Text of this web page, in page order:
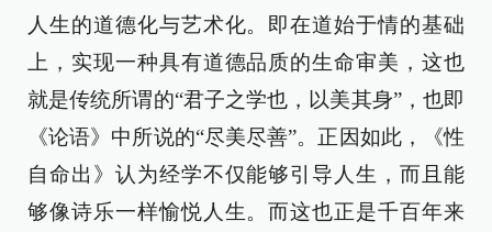
人生的道德化与艺术化。即在道始于情的基础
上，实现一种具有道德品质的生命审美，这也
就是传统所谓的“君子之学也，以美其身”，也即
《论语》中所说的“尽美尽善”。正因如此，《性
自命出》认为经学不仅能够引导人生，而且能
够像诗乐一样愉悦人生。而这也正是千百年来